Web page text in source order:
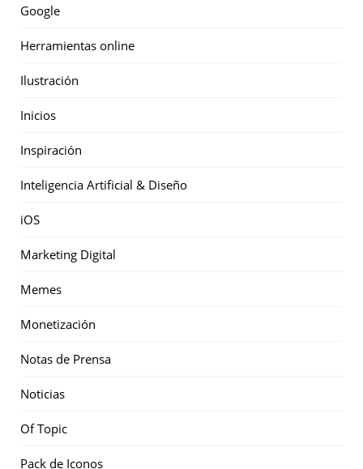
Google
Herramientas online
Ilustración
Inicios
Inspiración
Inteligencia Artificial & Diseño
iOS
Marketing Digital
Memes
Monetización
Notas de Prensa
Noticias
Of Topic
Pack de Iconos